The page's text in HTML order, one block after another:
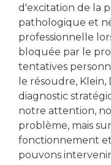
d'excitation de la
pathologique et
professionnelle
bloquée par le
tentatives
le résoudre, Klein,
diagnostic
notre attention,
problème, mais
fonctionnement
pouvons